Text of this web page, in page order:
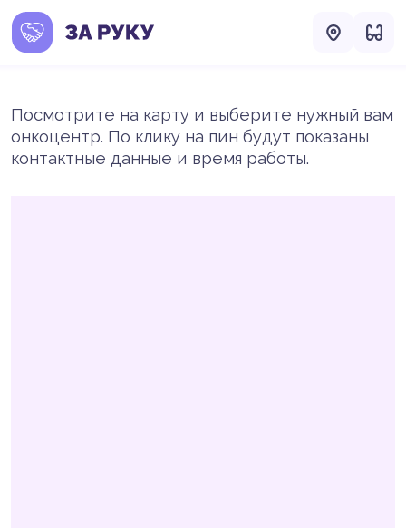
Посмотрите на карту и выберите нужный вам
онкоцентр. По клику на пин будут показаны
контактные данные и время работы.